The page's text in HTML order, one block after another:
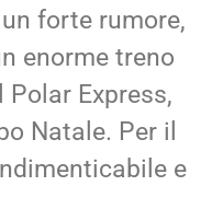
forte rumore,
enorme treno
Express,
Natale. Per il
e